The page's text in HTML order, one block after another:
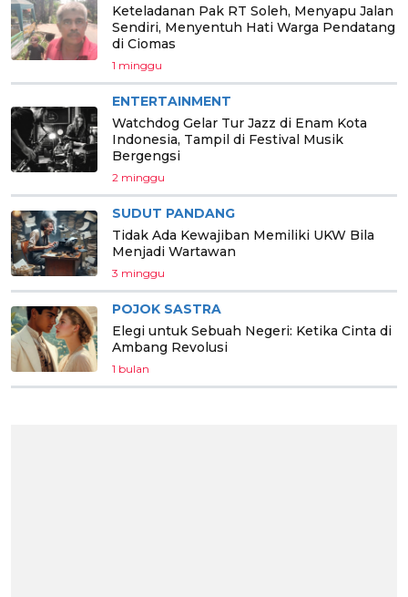
Keteladanan Pak RT Soleh, Menyapu Jalan
Sendiri, Menyentuh Hati Warga Pendatang
di Ciomas
1 minggu
ENTERTAINMENT
Watchdog Gelar Tur Jazz di Enam Kota
Indonesia, Tampil di Festival Musik
Bergengsi
2 minggu
SUDUT PANDANG
Tidak Ada Kewajiban Memiliki UKW Bila
Menjadi Wartawan
3 minggu
POJOK SASTRA
Elegi untuk Sebuah Negeri: Ketika Cinta di
Ambang Revolusi
1 bulan